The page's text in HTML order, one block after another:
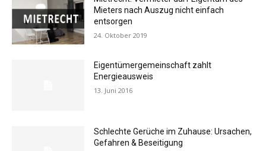
Mieters nach Auszug nicht einfach
entsorgen
24. Oktober 2019
Eigentümergemeinschaft zahlt
Energieausweis
13. Juni 2016
Schlechte Gerüche im Zuhause: Ursachen,
Gefahren & Beseitigung